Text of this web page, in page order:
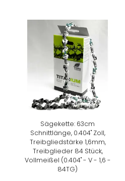
Sägekette: 63cm
Schnittlänge, 0.404" Zoll,
Treibgliedstärke 1,6mm,
Treibglieder 84 Stück,
Vollmeißel (0.404" - V - 1,6 -
84TG)